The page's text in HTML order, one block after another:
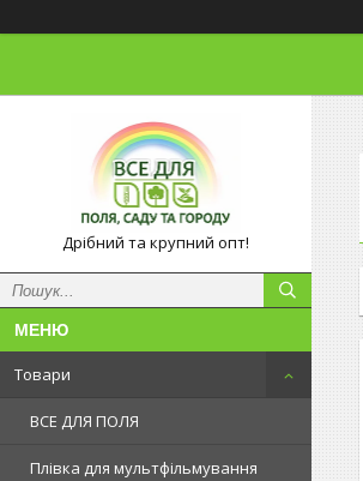
Дрібний та крупний опт!
Товари
ВСЕ ДЛЯ ПОЛЯ
Плівка для мультфільмування